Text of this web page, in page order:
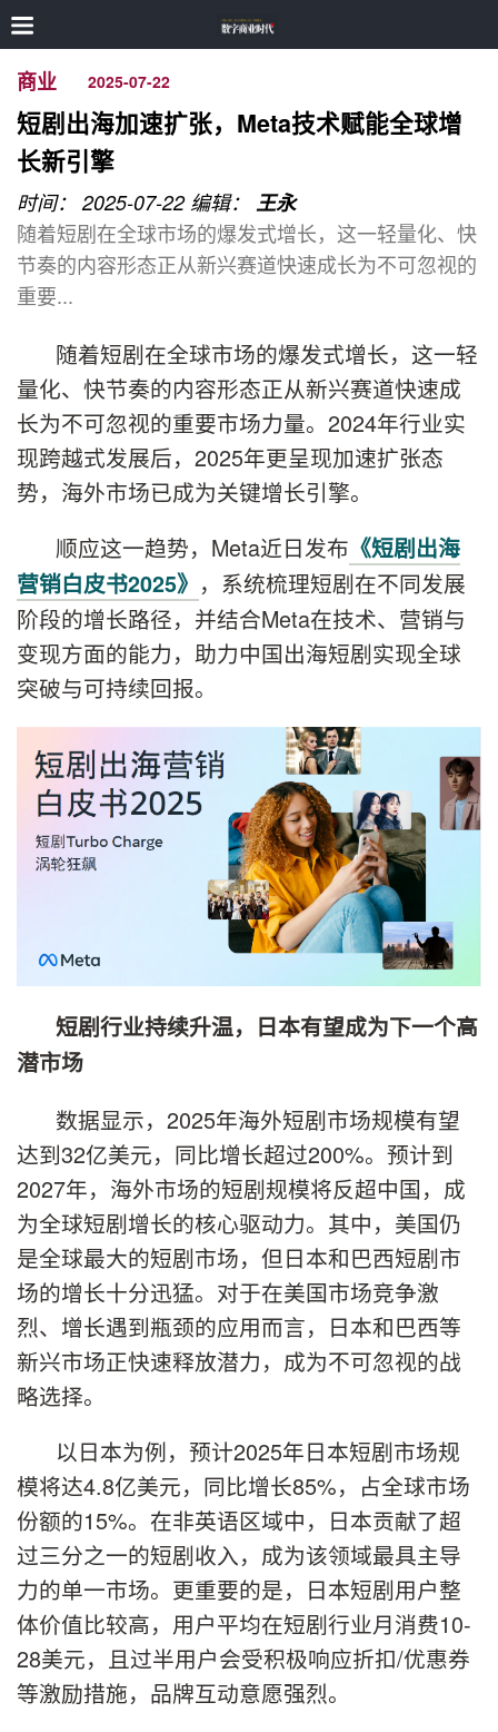
商业 2025-07-22
短剧出海加速扩张，Meta技术赋能全球增
长新引擎
时间： 2025-07-22 编辑： 王永
随着短剧在全球市场的爆发式增长，这一轻量化、快
节奏的内容形态正从新兴赛道快速成长为不可忽视的
重要...
随着短剧在全球市场的爆发式增长，这一轻
量化、快节奏的内容形态正从新兴赛道快速成
长为不可忽视的重要市场力量。2024年行业实
现跨越式发展后，2025年更呈现加速扩张态
势，海外市场已成为关键增长引擎。
顺应这一趋势，Meta近日发布 《短剧出海
营销白皮书2025》 ，系统梳理短剧在不同发展
阶段的增长路径，并结合Meta在技术、营销与
变现方面的能力，助力中国出海短剧实现全球
突破与可持续回报。
短剧行业持续升温，日本有望成为下一个高
潜市场
数据显示，2025年海外短剧市场规模有望
达到32亿美元，同比增长超过200%。预计到
2027年，海外市场的短剧规模将反超中国，成
为全球短剧增长的核心驱动力。其中，美国仍
是全球最大的短剧市场，但日本和巴西短剧市
场的增长十分迅猛。对于在美国市场竞争激
烈、增长遇到瓶颈的应用而言，日本和巴西等
新兴市场正快速释放潜力，成为不可忽视的战
略选择。
以日本为例，预计2025年日本短剧市场规
模将达4.8亿美元，同比增长85%，占全球市场
份额的15%。在非英语区域中，日本贡献了超
过三分之一的短剧收入，成为该领域最具主导
力的单一市场。更重要的是，日本短剧用户整
体价值比较高，用户平均在短剧行业月消费10-
28美元，且过半用户会受积极响应折扣/优惠券
等激励措施，品牌互动意愿强烈。